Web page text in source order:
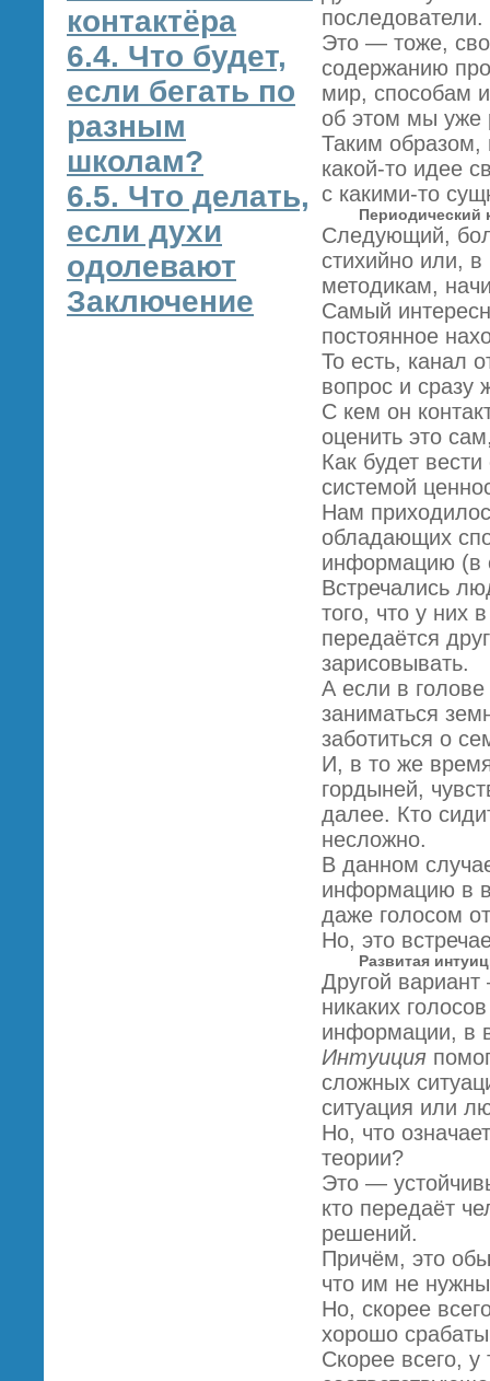
контактёра
6.4. Что будет,
если бегать по
разным
школам?
6.5. Что делать,
если духи
одолевают
Заключение
последователи.
Это — тоже,
содержанию
мир, способам
об этом мы уже
Таким
какой-то идее
с какими-то
Периодический
Следующий,
стихийно или,
методикам,
Самый
постоянное
То есть, канал
вопрос и сразу
С кем он
оценить это
Как будет
системой
Нам
обладающих
информацию (в
Встречались
того, что у них
передаётся
зарисовывать.
А если в голове
заниматься
заботиться о
И, в то же
гордыней,
далее. Кто
несложно.
В данном
информацию в
даже голосом
Но, это
Развитая
Другой
никаких
информации, в
Интуиция
сложных
ситуация или
Но, что
теории?
Это —
кто передаёт
решений.
Причём, это
что им не
Но, скорее
хорошо
Скорее всего, у